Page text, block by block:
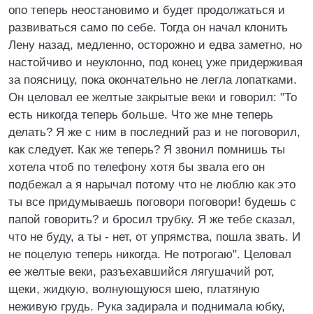
опо теперь неостановимо и будет продолжаться и
развиваться само по себе. Тогда он начал клонить
Лену назад, медленно, осторожно и едва заметно, но
настойчиво и неуклонно, под конец уже придерживая
за поясницу, пока окончательно не легла лопатками.
Он целовал ее желтые закрытые веки и говорил: "То
есть никогда теперь больше. Что же мне теперь
делать? Я же с ним в последний раз и не поговорил,
как следует. Как же теперь? Я звонил помнишь ты
хотела чтоб по телефону хотя бы звала его он
подбежал а я нарычал потому что не люблю как это
ты все придумываешь поговори поговори! будешь с
папой говорить? и бросил трубку. Я же тебе сказал,
что не буду, а ты - нет, от упрямства, пошла звать. И
не поцелую теперь никогда. Не потрогаю". Целовал
ее желтые веки, разъехавшийся лягушачий рот,
щеки, жидкую, волнующуюся шею, платяную
неживую грудь. Рука задирала и поднимала юбку,